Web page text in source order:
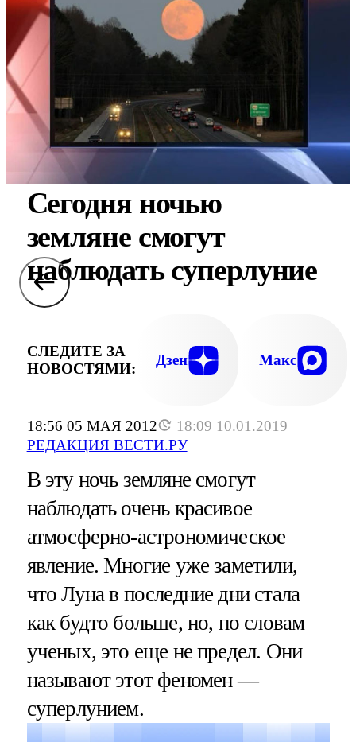
18:56 05 МАЯ 2012
18:09 10.01.2019
РЕДАКЦИЯ ВЕСТИ.РУ
Сегодня ночью
земляне смогут
наблюдать суперлуние
СЛЕДИТЕ ЗА
НОВОСТЯМИ:
Дзен Макс
В эту ночь земляне смогут
наблюдать очень красивое
атмосферно-астрономическое
явление. Многие уже заметили,
что Луна в последние дни стала
как будто больше, но, по словам
ученых, это еще не предел. Они
называют этот феномен —
суперлунием.